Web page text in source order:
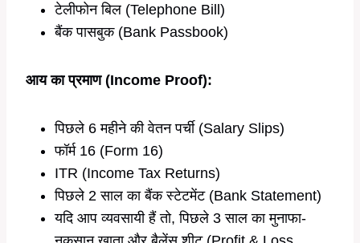
टेलीफोन बिल (Telephone Bill)
बैंक पासबुक (Bank Passbook)
आय का प्रमाण (Income Proof):
पिछले 6 महीने की वेतन पर्ची (Salary Slips)
फॉर्म 16 (Form 16)
ITR (Income Tax Returns)
पिछले 2 साल का बैंक स्टेटमेंट (Bank Statement)
यदि आप व्यवसायी हैं तो, पिछले 3 साल का मुनाफा-